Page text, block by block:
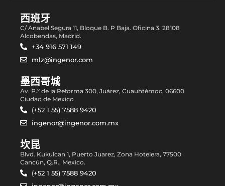
西班牙
C/ Anabel Segura 11, Bloque B. P Baja. Oficina 3. 28108
Alcobendas, Madrid.
+34 916 571 149
mlz@ingenor.com
墨西哥城
Av. P.º de la Reforma 300, Juárez, Cuauhtémoc, 06600
Ciudad de Mexico
(+52 1 55) 7588 9420
ingenor@ingenor.com.mx
坎昆
Blvd. Kukulcan 1, Puerto Juarez, Zona Hotelera, 77500
Cancún, Q.R., Mexico.
(+52 1 55) 7588 9420